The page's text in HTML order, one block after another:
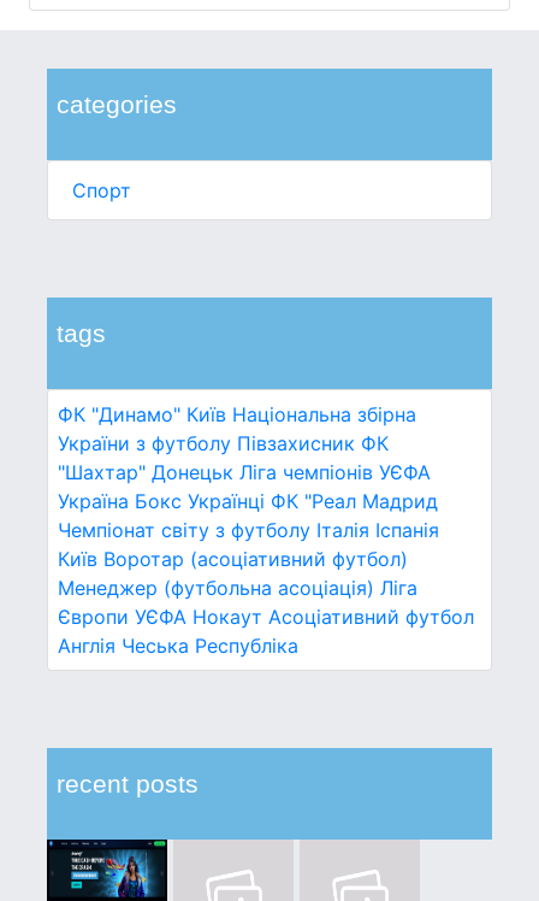
categories
Спорт
tags
ФК "Динамо" Київ Національна збірна
України з футболу Півзахисник ФК
"Шахтар" Донецьк Ліга чемпіонів УЄФА
Україна Бокс Українці ФК "Реал Мадрид
Чемпіонат світу з футболу Італія Іспанія
Київ Воротар (асоціативний футбол)
Менеджер (футбольна асоціація) Ліга
Європи УЄФА Нокаут Асоціативний футбол
Англія Чеська Республіка
recent posts